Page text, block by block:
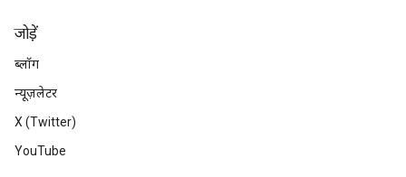
जोड़ें
ब्लॉग
न्यूज़लेटर
X (Twitter)
YouTube